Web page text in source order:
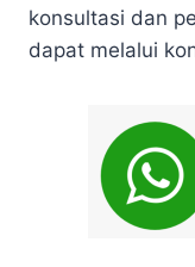
konsultasi dan
dapat melalui